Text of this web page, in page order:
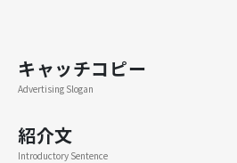
キャッチコピー
Advertising Slogan
紹介文
Introductory Sentence